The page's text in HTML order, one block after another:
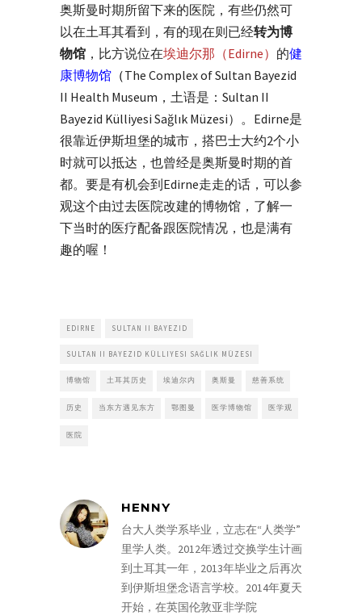
奥斯曼时期所留下来的医院，有些仍然可
以在土耳其看到，有的现在则已经转为博
物馆 ，比方说位在埃迪尔那（Edirne） 的健
康博物馆 （The Complex of Sultan Bayezid
II Health Museum，土语是：Sultan II
Bayezid Külliyesi Sağlık Müzesi）。Edirne是
很靠近伊斯坦堡的城市，搭巴士大约2个小
时就可以抵达，也曾经是奥斯曼时期的首
都。要是有机会到Edirne走走的话，可以参
观这个由过去医院改建的博物馆，了解一
下当时的医疗配备跟医院情况，也是满有
趣的喔！
EDIRNE SULTAN II BAYEZID
SULTAN II BAYEZID KÜLLIYESI SAĞLIK MÜZESI
博物馆 土耳其历史 埃迪尔内 奥斯曼 慈善系统
历史 当东方遇见东方 鄂图曼 医学博物馆 医学观
医院
HENNY
台大人类学系毕业，立志在“人类学”
里学人类。2012年透过交换学生计画
到土耳其一年，2013年毕业之后再次
到伊斯坦堡念语言学校。2014年夏天
开始，在英国伦敦亚非学院